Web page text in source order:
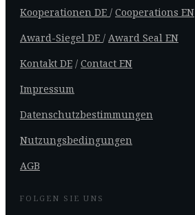
Kooperationen DE / Cooperations EN
Award-Siegel DE / Award Seal EN
Kontakt DE / Contact EN
Impressum
Datenschutzbestimmungen
Nutzungsbedingungen
AGB
FOLGEN SIE UNS